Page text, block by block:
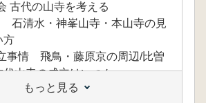
古代の山寺を考える
清水・神峯山寺・本山寺の見
方
事情 飛鳥・藤原京の周辺/比曽
代山寺の成立はいつか
構造 平地寺院と山寺の構造/天
もっと見る